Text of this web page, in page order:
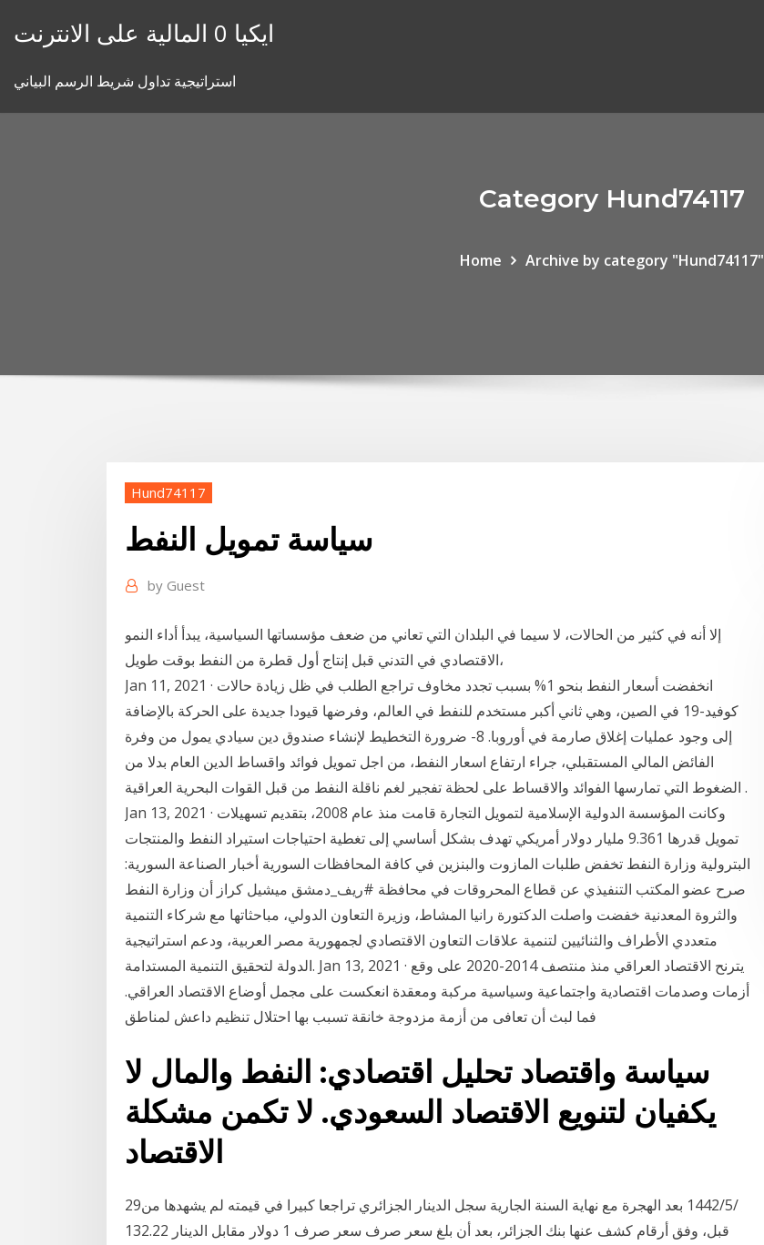
ايكيا 0 المالية على الانترنت
استراتيجية تداول شريط الرسم البياني
Category Hund74117
Home Archive by category "Hund74117"
Hund74117
سياسة تمويل النفط
by Guest
إلا أنه في كثير من الحالات، لا سيما في البلدان التي تعاني من ضعف مؤسساتها السياسية، يبدأ أداء النمو
الاقتصادي في التدني قبل إنتاج أول قطرة من النفط بوقت طويل،
Jan 11, 2021 · انخفضت أسعار النفط بنحو 1% بسبب تجدد مخاوف تراجع الطلب في ظل زيادة حالات
كوفيد-19 في الصين، وهي ثاني أكبر مستخدم للنفط في العالم، وفرضها قيودا جديدة على الحركة بالإضافة
إلى وجود عمليات إغلاق صارمة في أوروبا. 8- ضرورة التخطيط لإنشاء صندوق دين سيادي يمول من وفرة
الفائض المالي المستقبلي، جراء ارتفاع اسعار النفط، من اجل تمويل فوائد واقساط الدين العام بدلا من
الضغوط التي تمارسها الفوائد والاقساط على لحظة تفجير لغم ناقلة النفط من قبل القوات البحرية العراقية .
Jan 13, 2021 · وكانت المؤسسة الدولية الإسلامية لتمويل التجارة قامت منذ عام 2008، بتقديم تسهيلات
تمويل قدرها 9.361 مليار دولار أمريكي تهدف بشكل أساسي إلى تغطية احتياجات استيراد النفط والمنتجات
البترولية وزارة النفط تخفض طلبات المازوت والبنزين في كافة المحافظات السورية أخبار الصناعة السورية:
صرح عضو المكتب التنفيذي عن قطاع المحروقات في محافظة #ريف_دمشق ميشيل كراز أن وزارة النفط
والثروة المعدنية خفضت واصلت الدكتورة رانيا المشاط، وزيرة التعاون الدولي، مباحثاتها مع شركاء التنمية
متعددي الأطراف والثنائيين لتنمية علاقات التعاون الاقتصادي لجمهورية مصر العربية، ودعم استراتيجية
الدولة لتحقيق التنمية المستدامة. Jan 13, 2021 · يترنح الاقتصاد العراقي منذ منتصف 2014-2020 على وقع
أزمات وصدمات اقتصادية واجتماعية وسياسية مركبة ومعقدة انعكست على مجمل أوضاع الاقتصاد العراقي.
فما لبث أن تعافى من أزمة مزدوجة خانقة تسبب بها احتلال تنظيم داعش لمناطق
سياسة واقتصاد تحليل اقتصادي: النفط والمال لا
يكفيان لتنويع الاقتصاد السعودي. لا تكمن مشكلة
الاقتصاد
29‏‏/5‏‏/1442 بعد الهجرة مع نهاية السنة الجارية سجل الدينار الجزائري تراجعا كبيرا في قيمته لم يشهدها من
قبل، وفق أرقام كشف عنها بنك الجزائر، بعد أن بلغ سعر صرف سعر صرف 1 دولار مقابل الدينار 132.22